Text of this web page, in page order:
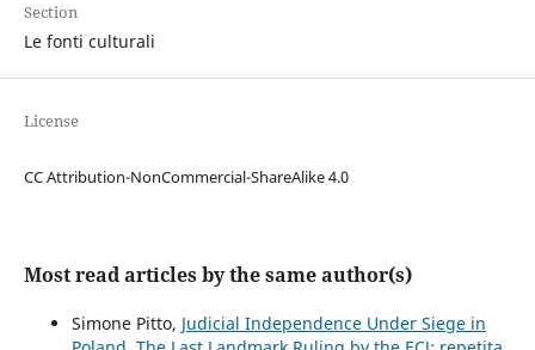
Section
Le fonti culturali
License
CC Attribution-NonCommercial-ShareAlike 4.0
Most read articles by the same author(s)
Simone Pitto, Judicial Independence Under Siege in